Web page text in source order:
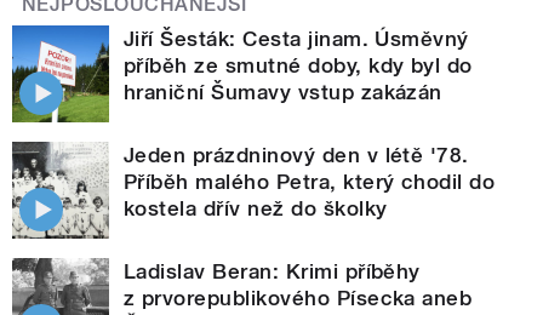
Jiří Šesták: Cesta jinam. Úsměvný
příběh ze smutné doby, kdy byl do
hraniční Šumavy vstup zakázán
Jeden prázdninový den v létě '78.
Příběh malého Petra, který chodil do
kostela dřív než do školky
Ladislav Beran: Krimi příběhy
z prvorepublikového Písecka aneb